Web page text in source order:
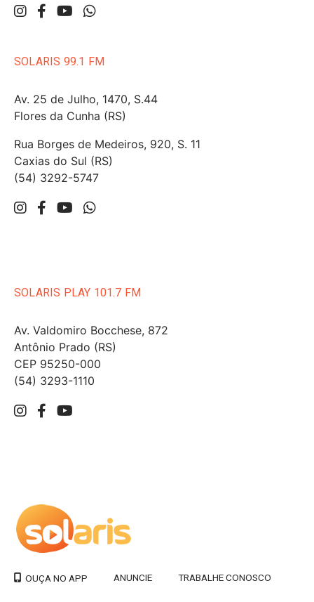
SOLARIS 99.1 FM
Av. 25 de Julho, 1470, S.44
Flores da Cunha (RS)
Rua Borges de Medeiros, 920, S. 11
Caxias do Sul (RS)
(54) 3292-5747
SOLARIS PLAY 101.7 FM
Av. Valdomiro Bocchese, 872
Antônio Prado (RS)
CEP 95250-000
(54) 3293-1110
OUÇA NO APP ANUNCIE TRABALHE CONOSCO